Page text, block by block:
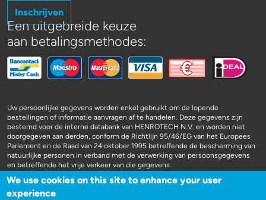
Inschrijven
Een uitgebreide keuze
aan betalingsmethodes:
Uw persoonlijke gegevens worden enkel gebruikt om de lopende
bestellingen of informatie aanvragen af te handelen. Deze gegevens zijn
bestemd voor de interne databank van HENROTECH N.V. en worden niet
doorgegeven aan derden, conform de Richtlijn 95/46/EG van het Europees
Parlement en de Raad van 24 oktober 1995 betreffende de bescherming van
natuurlijke personen in verband met de verwerking van persoonsgegevens
en betreffende het vrije verkeer van die gegevens.
We use cookies on this site to enhance your user
experience